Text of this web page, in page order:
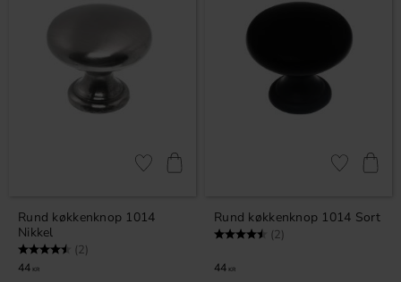
Rund køkkenknop 1014
Nikkel
Vurdering: (2)
44 KR
Gem som favorit
Rund køkkenknop 1014 Sort
Vurdering: (2)
44 KR
Gem som